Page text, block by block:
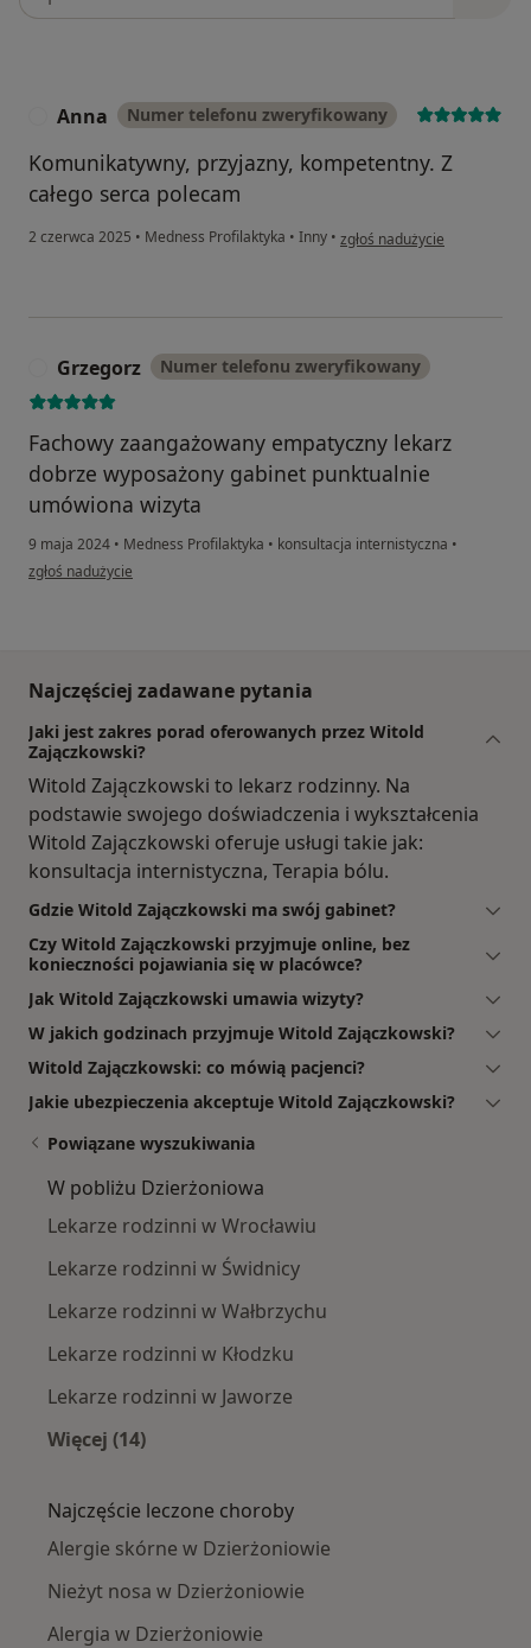
Anna Numer telefonu zweryfikowany
Komunikatywny, przyjazny, kompetentny. Z
całego serca polecam
2 czerwca 2025 • Medness Profilaktyka • Inny • w opinii użytkownika Anna
zgłoś nadużycie
Grzegorz Numer telefonu zweryfikowany
Fachowy zaangażowany empatyczny lekarz
dobrze wyposażony gabinet punktualnie
umówiona wizyta
9 maja 2024 • Medness Profilaktyka • konsultacja internistyczna •
w opinii użytkownika Grzegorz
zgłoś nadużycie
Najczęściej zadawane pytania
Jaki jest zakres porad oferowanych przez Witold
Zajączkowski?
Witold Zajączkowski to lekarz rodzinny. Na
podstawie swojego doświadczenia i wykształcenia
Witold Zajączkowski oferuje usługi takie jak:
konsultacja internistyczna, Terapia bólu.
Gdzie Witold Zajączkowski ma swój gabinet?
Czy Witold Zajączkowski przyjmuje online, bez
konieczności pojawiania się w placówce?
Jak Witold Zajączkowski umawia wizyty?
W jakich godzinach przyjmuje Witold Zajączkowski?
Witold Zajączkowski: co mówią pacjenci?
Jakie ubezpieczenia akceptuje Witold Zajączkowski?
Powiązane wyszukiwania
W pobliżu Dzierżoniowa
Lekarze rodzinni w Wrocławiu
Lekarze rodzinni w Świdnicy
Lekarze rodzinni w Wałbrzychu
Lekarze rodzinni w Kłodzku
Lekarze rodzinni w Jaworze
Więcej (14)
Najczęście leczone choroby
Alergie skórne w Dzierżoniowie
Nieżyt nosa w Dzierżoniowie
Alergia w Dzierżoniowie